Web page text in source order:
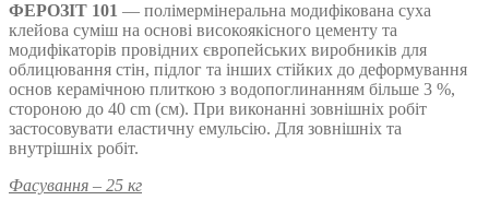
ФЕРОЗІТ 101 — полімермінеральна модифікована суха
клейова суміш на основі високоякісного цементу та
модифікаторів провідних європейських виробників для
облицювання стін, підлог та інших стійких до деформування
основ керамічною плиткою з водопоглинанням більше 3 %,
стороною до 40 cm (см). При виконанні зовнішніх робіт
застосовувати еластичну емульсію. Для зовнішніх та
внутрішніх робіт.
Фасування – 25 кг